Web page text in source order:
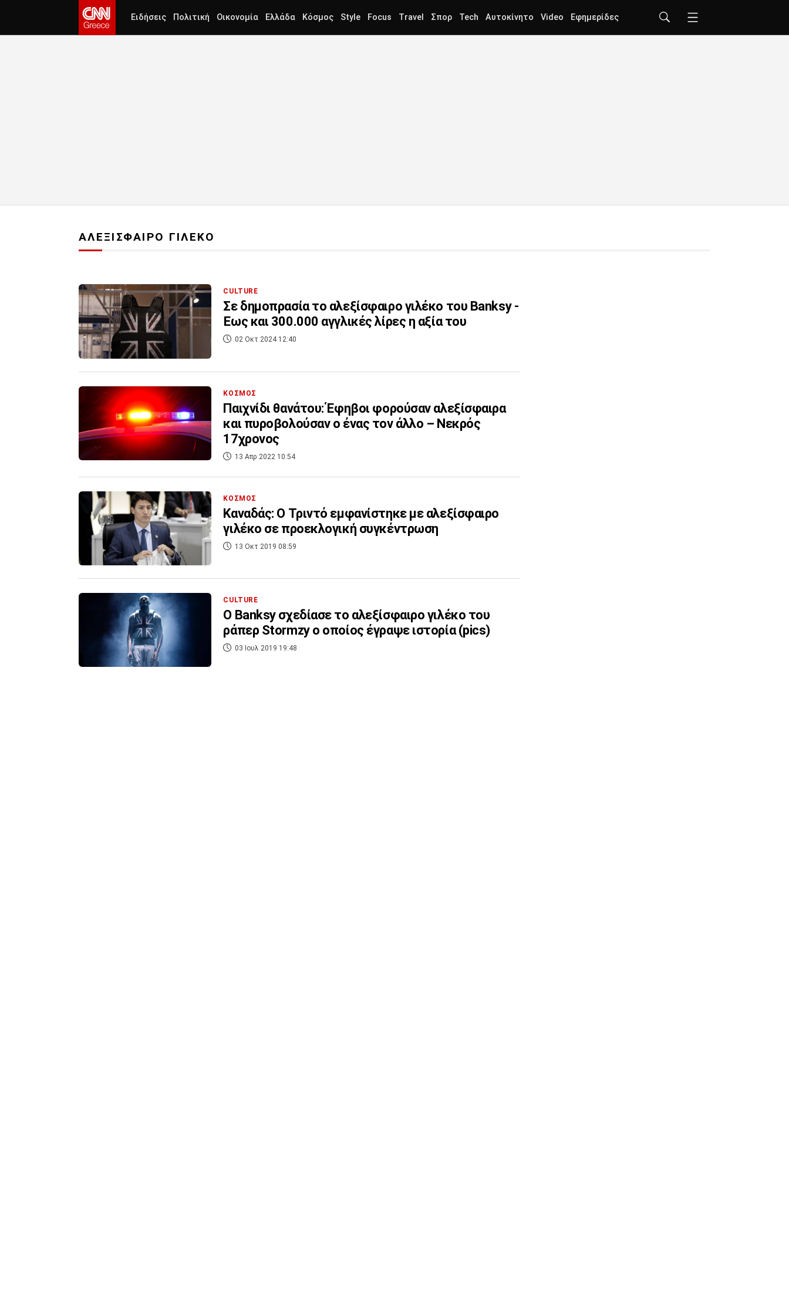
Ειδήσεις Πολιτική Οικονομία Ελλάδα Κόσμος Style Focus Travel Σπορ Tech Αυτοκίνητο Video Εφημερίδες
ΑΛΕΞΙΣΦΑΙΡΟ ΓΙΛΕΚΟ
CULTURE
Σε δημοπρασία το αλεξίσφαιρο γιλέκο του Banksy -
Έως και 300.000 αγγλικές λίρες η αξία του
02 Οκτ 2024 12:40
ΚΟΣΜΟΣ
Παιχνίδι θανάτου: Έφηβοι φορούσαν αλεξίσφαιρα
και πυροβολούσαν ο ένας τον άλλο – Νεκρός
17χρονος
13 Απρ 2022 10:54
ΚΟΣΜΟΣ
Καναδάς: Ο Τριντό εμφανίστηκε με αλεξίσφαιρο
γιλέκο σε προεκλογική συγκέντρωση
13 Οκτ 2019 08:59
CULTURE
Ο Banksy σχεδίασε το αλεξίσφαιρο γιλέκο του
ράπερ Stormzy ο οποίος έγραψε ιστορία (pics)
03 Ιουλ 2019 19:48